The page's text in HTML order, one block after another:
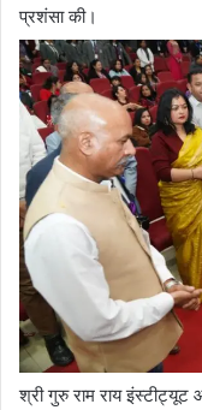
प्रशंसा की।
श्री गुरु राम राय